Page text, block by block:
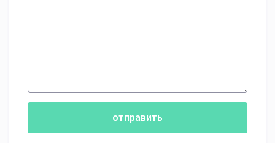
отправить